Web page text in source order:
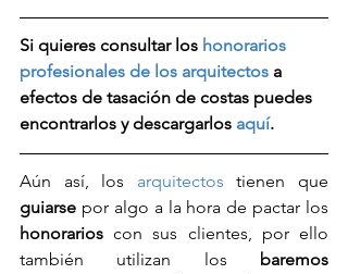
Si quieres consultar los honorarios
profesionales de los arquitectos a
efectos de tasación de costas puedes
encontrarlos y descargarlos aquí.
Aún así, los arquitectos
guiarse
honorarios con sus clientes, por ello
también utilizan los
baremos